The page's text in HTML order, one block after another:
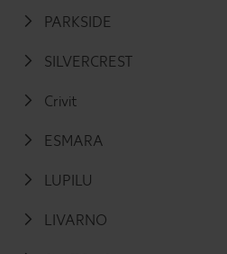
PARKSIDE
SILVERCREST
Crivit
ESMARA
LUPILU
LIVARNO